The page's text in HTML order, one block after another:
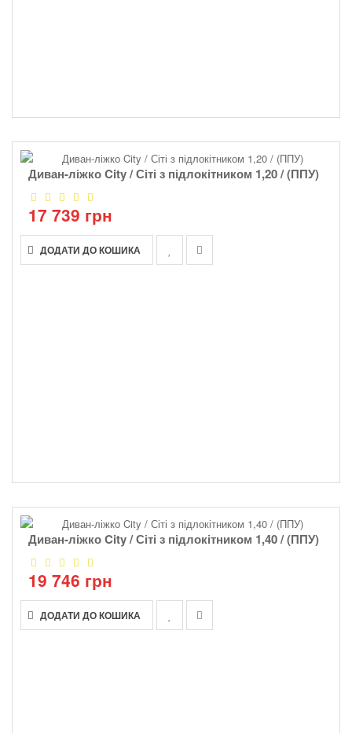
Диван-ліжко City / Сіті з підлокітником 1,20 / (ППУ)
17 739 грн
ДОДАТИ ДО КОШИКА
Диван-ліжко City / Сіті з підлокітником 1,40 / (ППУ)
19 746 грн
ДОДАТИ ДО КОШИКА